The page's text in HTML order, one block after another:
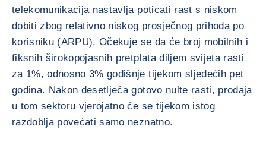
telekomunikacija nastavlja poticati rast s niskom
dobiti zbog relativno niskog prosječnog prihoda po
korisniku (ARPU). Očekuje se da će broj mobilnih i
fiksnih širokopojasnih pretplata diljem svijeta rasti
za 1%, odnosno 3% godišnje tijekom sljedećih pet
godina. Nakon desetljeća gotovo nulte rasti, prodaja
u tom sektoru vjerojatno će se tijekom istog
razdoblja povećati samo neznatno.